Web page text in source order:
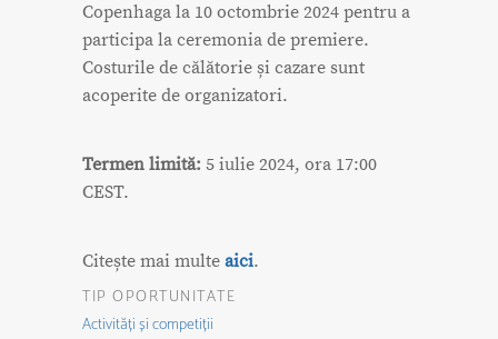
Copenhaga la 10 octombrie 2024 pentru a
participa la ceremonia de premiere.
Costurile de călătorie și cazare sunt
acoperite de organizatori.
Termen limită: 5 iulie 2024, ora 17:00
CEST.
Citește mai multe aici.
TIP OPORTUNITATE
Activități și competiții